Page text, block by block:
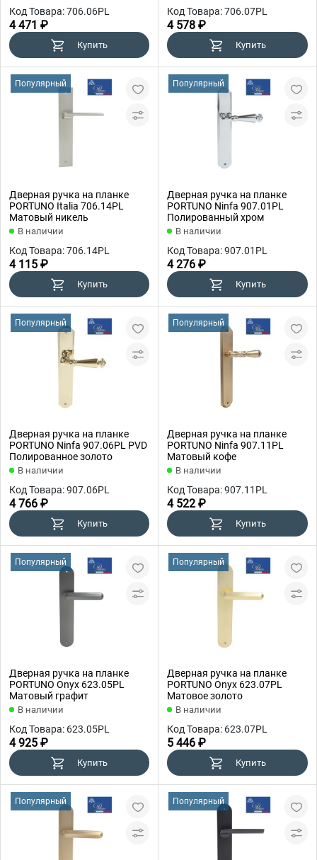
Код Товара: 706.06PL
4 471 ₽
Купить
Код Товара: 706.07PL
4 578 ₽
Купить
Популярный
Дверная ручка на планке
PORTUNO Italia 706.14PL
Матовый никель
В наличии
Код Товара: 706.14PL
4 115 ₽
Купить
Популярный
Дверная ручка на планке
PORTUNO Ninfa 907.01PL
Полированный хром
В наличии
Код Товара: 907.01PL
4 276 ₽
Купить
Популярный
Дверная ручка на планке
PORTUNO Ninfa 907.06PL PVD
Полированное золото
В наличии
Код Товара: 907.06PL
4 766 ₽
Купить
Популярный
Дверная ручка на планке
PORTUNO Ninfa 907.11PL
Матовый кофе
В наличии
Код Товара: 907.11PL
4 522 ₽
Купить
Популярный
Дверная ручка на планке
PORTUNO Onyx 623.05PL
Матовый графит
В наличии
Код Товара: 623.05PL
4 925 ₽
Купить
Популярный
Дверная ручка на планке
PORTUNO Onyx 623.07PL
Матовое золото
В наличии
Код Товара: 623.07PL
5 446 ₽
Купить
Популярный Популярный